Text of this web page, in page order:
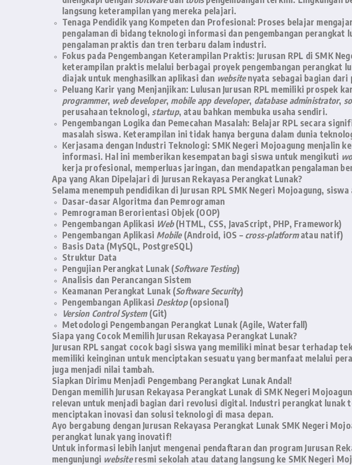
langsung keterampilan yang mereka pelajari.
Tenaga Pendidik yang Kompeten dan Profesional: Proses belajar
pengalaman di bidang teknologi informasi dan pengembangan
pengalaman praktis dan tren terbaru dalam industri.
Fokus pada Pengembangan Keterampilan Praktis: Jurusan RPL di SMK
keterampilan praktis melalui berbagai proyek pengembangan perangkat
diajak untuk menghasilkan aplikasi dan websitenyata sebagai bagian dari
Peluang Karir yang Menjanjikan: Lulusan Jurusan RPL memiliki prospek
programmer, web developer, mobile app developer, database administrator,
perusahaan teknologi, startup, atau bahkan membuka usaha sendiri.
Pengembangan Logika dan Pemecahan Masalah: Belajar RPL secara
masalah siswa. Keterampilan ini tidak hanya berguna dalam dunia
Kerjasama dengan Industri Teknologi: SMK Negeri Mojoagung menjalin
informasi. Hal ini memberikan kesempatan bagi siswa untuk mengikuti
kerja profesional, memperluas jaringan, dan mendapatkan pengalaman
Apa yang Akan Dipelajari di Jurusan Rekayasa Perangkat Lunak?
Selama menempuh pendidikan di Jurusan RPL SMK Negeri Mojoagung,
Dasar-dasar Algoritma dan Pemrograman
Pemrograman Berorientasi Objek (OOP)
Pengembangan Aplikasi Web(HTML, CSS, JavaScript, PHP, Framework)
Pengembangan Aplikasi Mobile(Android, iOS – cross-platformatau natif)
Basis Data (MySQL, PostgreSQL)
Struktur Data
Pengujian Perangkat Lunak (Software Testing)
Analisis dan Perancangan Sistem
Keamanan Perangkat Lunak (Software Security)
Pengembangan Aplikasi Desktop(opsional)
Version Control System(Git)
Metodologi Pengembangan Perangkat Lunak (Agile, Waterfall)
Siapa yang Cocok Memilih Jurusan Rekayasa Perangkat Lunak?
Jurusan RPL sangat cocok bagi siswa yang memiliki minat besar terhadap
memiliki keinginan untuk menciptakan sesuatu yang bermanfaat melalui
juga menjadi nilai tambah.
Siapkan Dirimu Menjadi Pengembang Perangkat Lunak Andal!
Dengan memilih Jurusan Rekayasa Perangkat Lunak di SMK Negeri
relevan untuk menjadi bagian dari revolusi digital. Industri perangkat lunak
menciptakan inovasi dan solusi teknologi di masa depan.
Ayo bergabung dengan Jurusan Rekayasa Perangkat Lunak SMK Negeri
perangkat lunak yang inovatif!
Untuk informasi lebih lanjut mengenai pendaftaran dan program Jurusan
mengunjungi websiteresmi sekolah atau datang langsung ke SMK Negeri